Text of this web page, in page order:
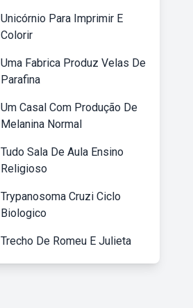
Unicórnio Para Imprimir E
Colorir
Uma Fabrica Produz Velas De
Parafina
Um Casal Com Produção De
Melanina Normal
Tudo Sala De Aula Ensino
Religioso
Trypanosoma Cruzi Ciclo
Biologico
Trecho De Romeu E Julieta